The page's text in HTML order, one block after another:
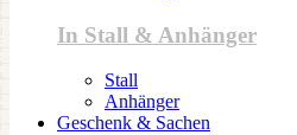
In Stall & Anhänger
Stall
Anhänger
Geschenk & Sachen